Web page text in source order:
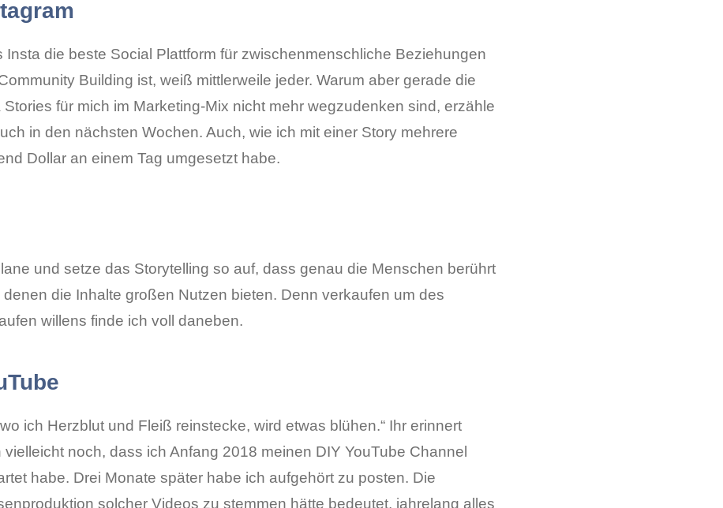
Insta die beste Social Plattform für zwischenmenschliche Beziehungen
Building ist, weiß mittlerweile jeder. Warum aber gerade die
Stories für mich im Marketing-Mix nicht mehr wegzudenken sind, erzähle
in den nächsten Wochen. Auch, wie ich mit einer Story mehrere
Dollar an einem Tag umgesetzt habe.
und setze das Storytelling so auf, dass genau die Menschen berührt
denen die Inhalte großen Nutzen bieten. Denn verkaufen um des
willens finde ich voll daneben.
wo ich Herzblut und Fleiß reinstecke, wird etwas blühen.“ Ihr erinnert
vielleicht noch, dass ich Anfang 2018 meinen DIY YouTube Channel
habe. Drei Monate später habe ich aufgehört zu posten. Die
solcher Videos zu stemmen hätte bedeutet, jahrelang alles